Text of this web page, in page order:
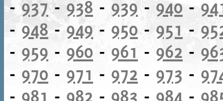
-937- 938 - 939- 940 -
- 948- 949 - 950 - 951 -
- 959 - 960 - 961 - 962 -
- 970 - 971 - 972 - 973 -
- 981 - 982 - 983 - 984 -